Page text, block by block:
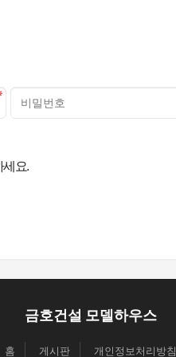
요.
금호건설 모델하우스
홈 게시판 개인정보처리방침